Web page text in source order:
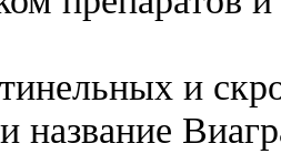
и
название